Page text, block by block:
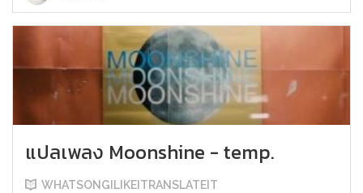
แปลเพลง Moonshine - temp.
WHATSONGILIKEITRANSLATEIT